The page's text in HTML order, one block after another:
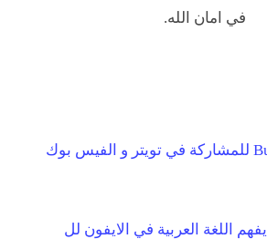
في امان الله.
تحميل تطبيق Buffer للمشاركة في تويتر و الفيس بوك
أجعل السيري Siri يفهم اللغة العربية في الايفون لل